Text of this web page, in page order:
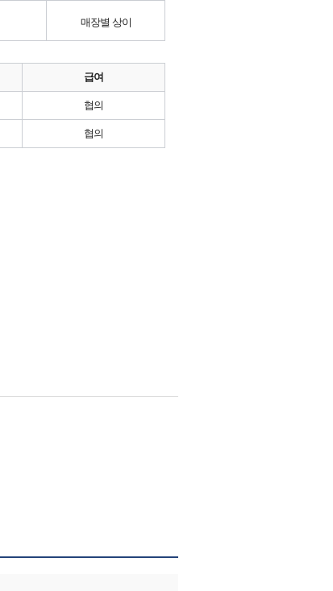
매장별 상이
급여
협의
협의